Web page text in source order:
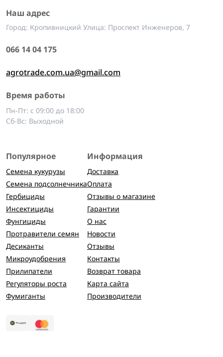
Наш адрес
Город: Кропивницкий Улица: Проспект Инженеров, 7
066 14 04 175
agrotrade.com.ua@gmail.com
Время работы
Пн-Пт: с 09:00 до 18:00
Сб-Вс: Выходной
Популярное
Семена кукурузы
Семена подсолнечника
Гербициды
Инсектициды
Фунгициды
Протравители семян
Десиканты
Микроудобрения
Прилипатели
Регуляторы роста
Фумиганты
Информация
Доставка
Оплата
Отзывы о магазине
Гарантии
О нас
Новости
Отзывы
Контакты
Возврат товара
Карта сайта
Производители